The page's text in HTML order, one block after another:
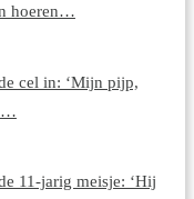
hoeren…
cel in: ‘Mijn pijp,
…
11-jarig meisje: ‘Hij